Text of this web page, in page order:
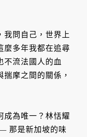
我問自己，世界上
麼多年我都在追尋
不流法國人的血
摩之間的關係，
成為唯一？林恬耀
那是新加坡的味